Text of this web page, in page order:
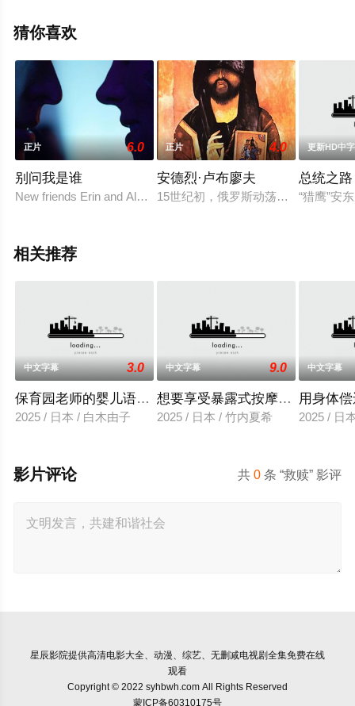
猜你喜欢
正片 6.0
别问我是谁
New friends Erin and Alex discover a mutual attraction that neither
正片 4.0
安德烈·卢布廖夫
15世纪初，俄罗斯动荡时期。著名圣
更新HD中字
总统之路
“猎鹰”安
相关推荐
中文字幕 3.0
保育园老师的婴儿语让人超兴奋
2025 / 日本 / 白木由子
中文字幕 9.0
想要享受暴露式按摩的已婚女子
2025 / 日本 / 竹内夏希
中文字幕
用身体
2025 / 日
共0 条 “救赎” 影评
影片评论
星辰影院提供高清电影大全、动漫、综艺、无删减电视剧全集免费在线
观看
Copyright © 2022 syhbwh.com All Rights Reserved
蒙ICP备60310175号